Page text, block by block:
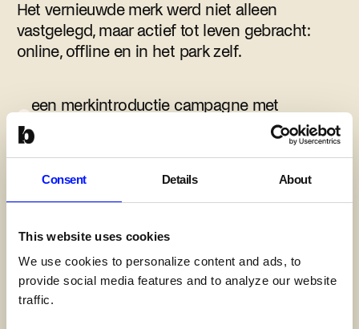
Consent Details About
This website uses cookies
We use cookies to personalize content and ads, to
provide social media features and to analyze our website
traffic.
Het vernieuwde merk werd niet alleen
vastgelegd, maar actief tot leven gebracht:
online, offline en in het park zelf.
een merkintroductie campagne met
shortform video’s
social posts en ads gericht op zichtbaarheid
en merkbeleving
website en werken-bij-website in Webflow
een component based no-code opzet, zodat
het team zelfstandig kan doorontwikkelen